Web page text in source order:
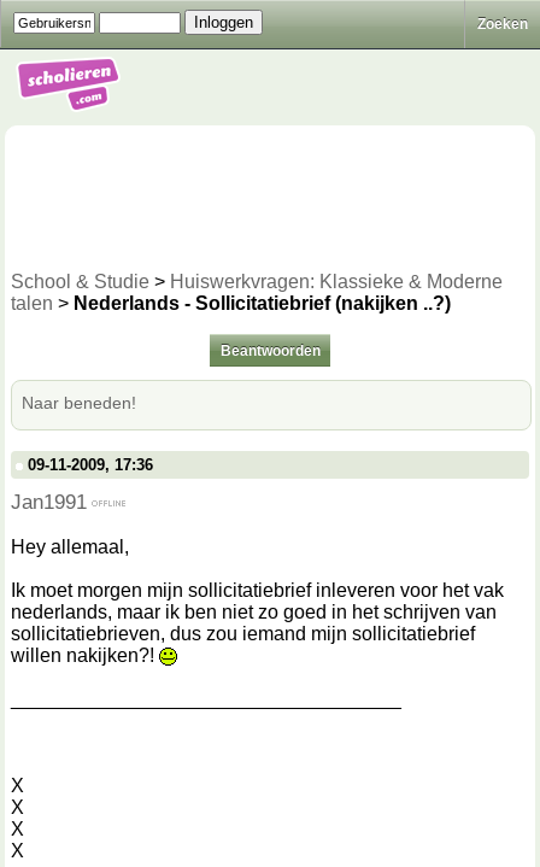
Zoeken
School & Studie > Huiswerkvragen: Klassieke & Moderne
talen > Nederlands - Sollicitatiebrief (nakijken ..?)
Beantwoorden
Naar beneden!
09-11-2009, 17:36
Jan1991
Hey allemaal,
Ik moet morgen mijn sollicitatiebrief inleveren voor het vak
nederlands, maar ik ben niet zo goed in het schrijven van
sollicitatiebrieven, dus zou iemand mijn sollicitatiebrief
willen nakijken?!
X
X
X
X